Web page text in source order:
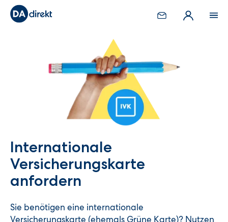
Internationale
Versicherungskarte
anfordern
Sie benötigen eine internationale
Versicherungskarte (ehemals Grüne Karte)? Nutzen